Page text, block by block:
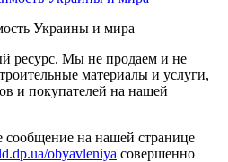
Украины и мира
ресурс. Мы не продаем и не
материалы и услуги,
и покупателей на нашей
сообщение на нашей странице
obyavleniya совершенно